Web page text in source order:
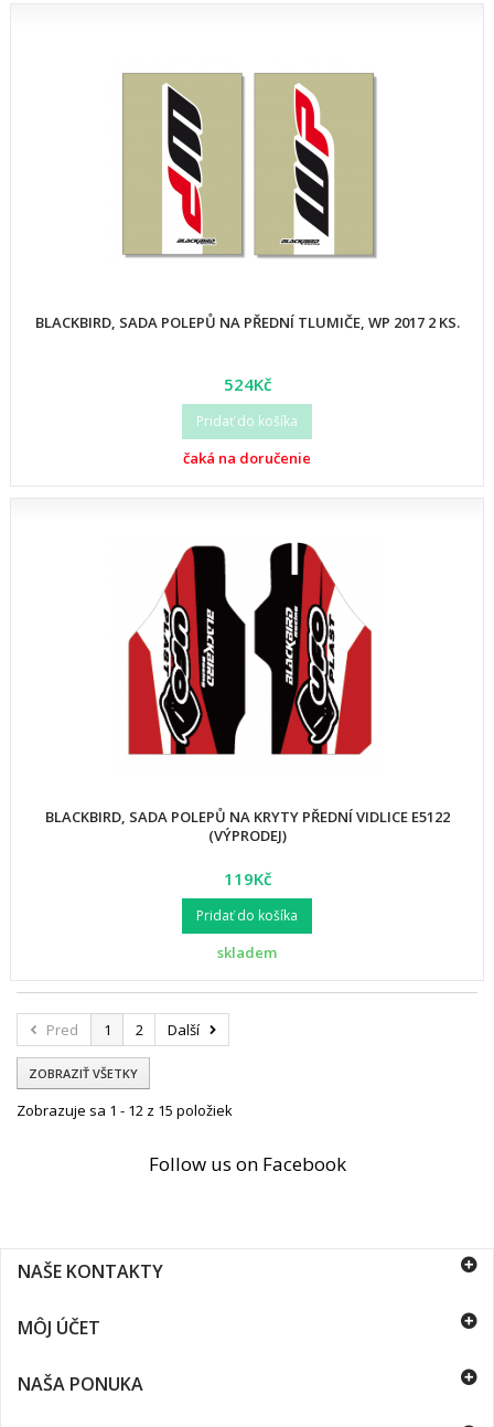
BLACKBIRD, SADA POLEPŮ NA PŘEDNÍ TLUMIČE, WP 2017 2 KS.
524Kč
Pridať do košíka
čaká na doručenie
BLACKBIRD, SADA POLEPŮ NA KRYTY PŘEDNÍ VIDLICE E5122
(VÝPRODEJ)
119Kč
Pridať do košíka
skladem
Pred 1 2 Další
ZOBRAZIŤ VŠETKY
Zobrazuje sa 1 - 12 z 15 položiek
Follow us on Facebook
NAŠE KONTAKTY
MÔJ ÚČET
NAŠA PONUKA